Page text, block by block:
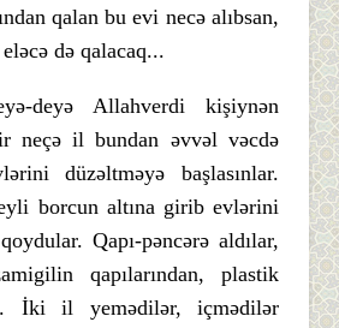
qalan bu evi necə alıbsan,
də qalacaq...
deyə Allahverdi kişiynən
neçə il bundan əvvəl vəcdə
düzəltməyə başlasınlar.
borcun altına girib evlərini
Qapı-pəncərə aldılar,
qapılarından, plastik
İki il yemədilər, içmədilər